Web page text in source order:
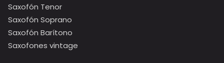
Saxofón Tenor
Saxofón Soprano
Saxofón Barítono
Saxofones vintage